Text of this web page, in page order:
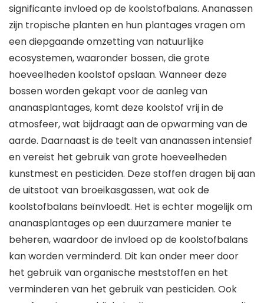
significante invloed op de koolstofbalans. Ananassen
zijn tropische planten en hun plantages vragen om
een diepgaande omzetting van natuurlijke
ecosystemen, waaronder bossen, die grote
hoeveelheden koolstof opslaan. Wanneer deze
bossen worden gekapt voor de aanleg van
ananasplantages, komt deze koolstof vrij in de
atmosfeer, wat bijdraagt aan de opwarming van de
aarde. Daarnaast is de teelt van ananassen intensief
en vereist het gebruik van grote hoeveelheden
kunstmest en pesticiden. Deze stoffen dragen bij aan
de uitstoot van broeikasgassen, wat ook de
koolstofbalans beïnvloedt. Het is echter mogelijk om
ananasplantages op een duurzamere manier te
beheren, waardoor de invloed op de koolstofbalans
kan worden verminderd. Dit kan onder meer door
het gebruik van organische meststoffen en het
verminderen van het gebruik van pesticiden. Ook